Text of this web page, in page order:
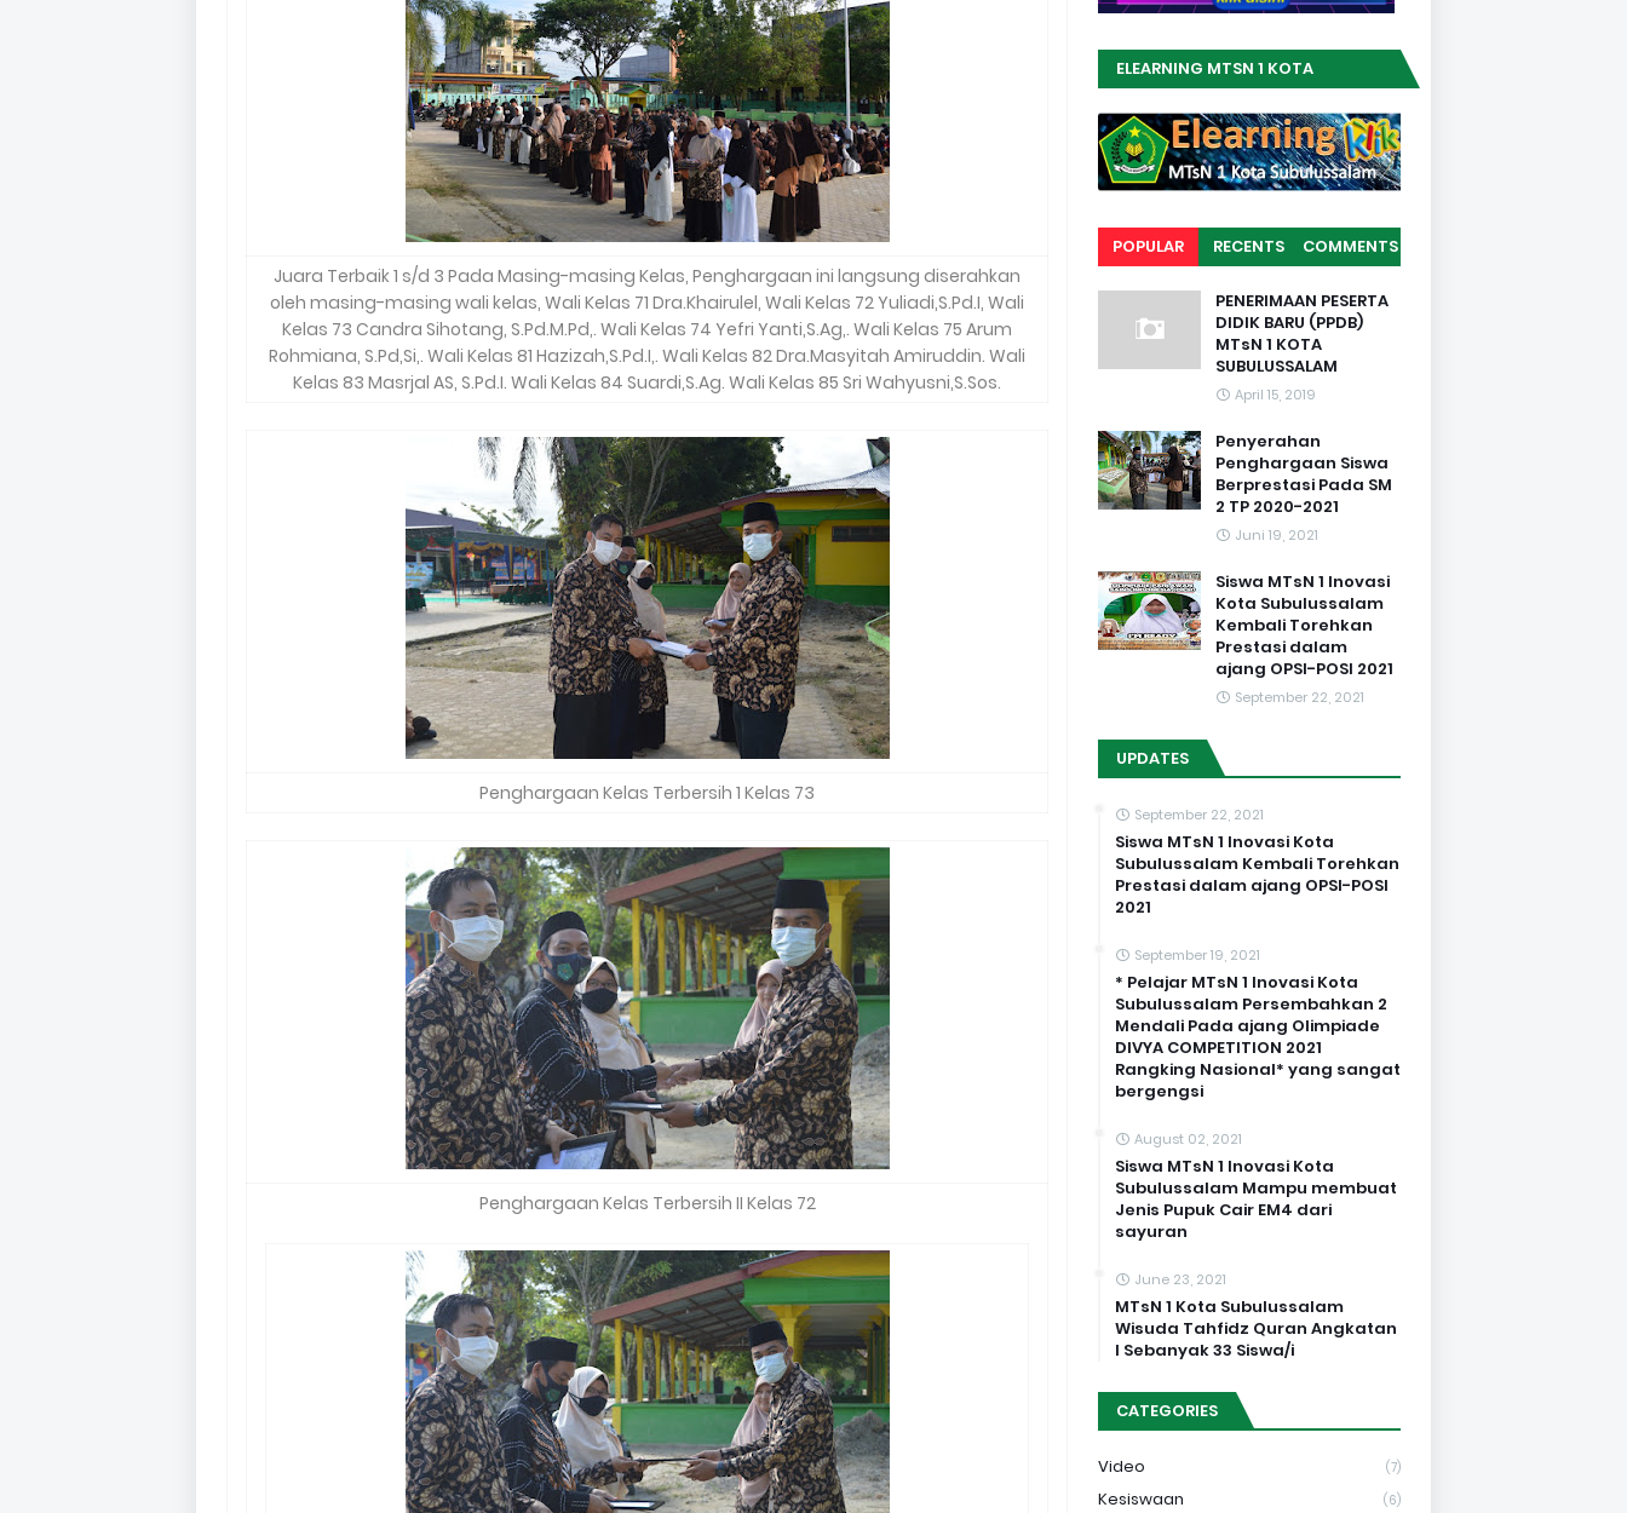
Juara Terbaik 1 s/d 3 Pada Masing-masing Kelas, Penghargaan ini langsung diserahkan
oleh masing-masing wali kelas, Wali Kelas 71 Dra.Khairulel, Wali Kelas 72 Yuliadi,S.Pd.I, Wali
Kelas 73 Candra Sihotang, S.Pd.M.Pd,. Wali Kelas 74 Yefri Yanti,S.Ag,. Wali Kelas 75 Arum
Rohmiana, S.Pd,Si,. Wali Kelas 81 Hazizah,S.Pd.I,. Wali Kelas 82 Dra.Masyitah Amiruddin. Wali
Kelas 83 Masrjal AS, S.Pd.I. Wali Kelas 84 Suardi,S.Ag. Wali Kelas 85 Sri Wahyusni,S.Sos.
Penghargaan Kelas Terbersih 1 Kelas 73
Penghargaan Kelas Terbersih II Kelas 72
ELEARNING MTSN 1 KOTA
SUBULUSSALAM
POPULAR RECENTS COMMENTS
PENERIMAAN PESERTA
DIDIK BARU (PPDB)
MTsN 1 KOTA
SUBULUSSALAM
April 15, 2019
Penyerahan
Penghargaan Siswa
Berprestasi Pada SM
2 TP 2020-2021
Juni 19, 2021
Siswa MTsN 1 Inovasi
Kota Subulussalam
Kembali Torehkan
Prestasi dalam
ajang OPSI-POSI 2021
September 22, 2021
UPDATES
September 22, 2021
Siswa MTsN 1 Inovasi Kota
Subulussalam Kembali Torehkan
Prestasi dalam ajang OPSI-POSI
2021
September 19, 2021
* Pelajar MTsN 1 Inovasi Kota
Subulussalam Persembahkan 2
Mendali Pada ajang Olimpiade
DIVYA COMPETITION 2021
Rangking Nasional* yang sangat
bergengsi
August 02, 2021
Siswa MTsN 1 Inovasi Kota
Subulussalam Mampu membuat
Jenis Pupuk Cair EM4 dari
sayuran
June 23, 2021
MTsN 1 Kota Subulussalam
Wisuda Tahfidz Quran Angkatan
I Sebanyak 33 Siswa/i
CATEGORIES
Video (7)
Kesiswaan (6)